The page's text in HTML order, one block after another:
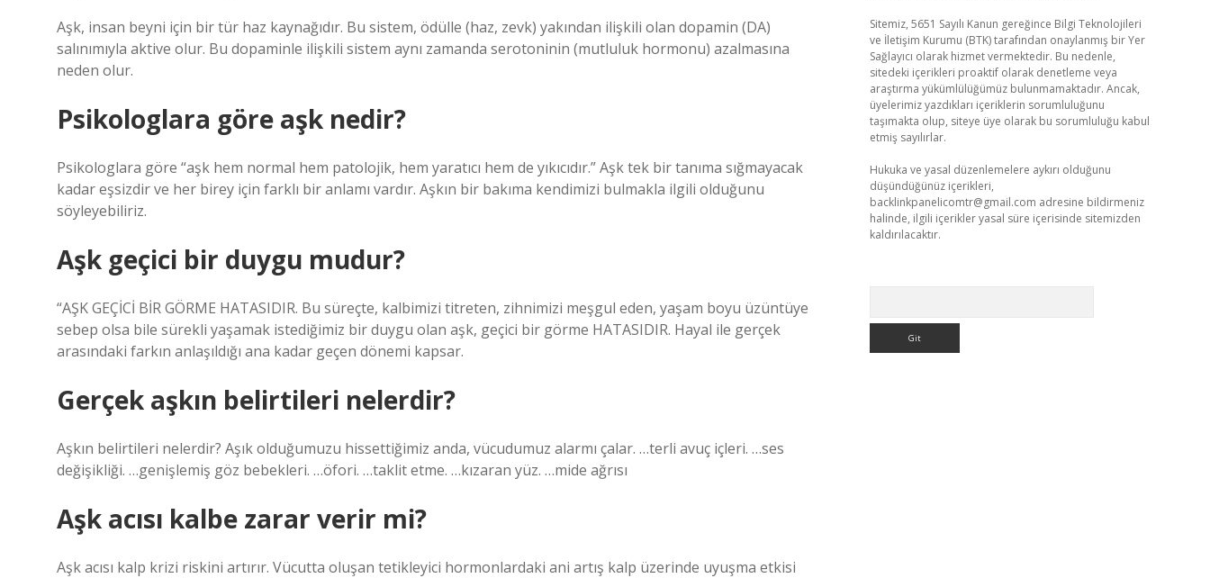
Aşk, insan beyni için bir tür haz kaynağıdır. Bu sistem, ödülle (haz, zevk) yakından ilişkili olan dopamin (DA)
salınımıyla aktive olur. Bu dopaminle ilişkili sistem aynı zamanda serotoninin (mutluluk hormonu) azalmasına
neden olur.
Psikologlara göre aşk nedir?
Psikologlara göre “aşk hem normal hem patolojik, hem yaratıcı hem de yıkıcıdır.” Aşk tek bir tanıma sığmayacak
kadar eşsizdir ve her birey için farklı bir anlamı vardır. Aşkın bir bakıma kendimizi bulmakla ilgili olduğunu
söyleyebiliriz.
Aşk geçici bir duygu mudur?
“AŞK GEÇİCİ BİR GÖRME HATASIDIR. Bu süreçte, kalbimizi titreten, zihnimizi meşgul eden, yaşam boyu üzüntüye
sebep olsa bile sürekli yaşamak istediğimiz bir duygu olan aşk, geçici bir görme HATASIDIR. Hayal ile gerçek
arasındaki farkın anlaşıldığı ana kadar geçen dönemi kapsar.
Gerçek aşkın belirtileri nelerdir?
Aşkın belirtileri nelerdir? Aşık olduğumuzu hissettiğimiz anda, vücudumuz alarmı çalar. …terli avuç içleri. …ses
değişikliği. …genişlemiş göz bebekleri. …öfori. …taklit etme. …kızaran yüz. …mide ağrısı
Aşk acısı kalbe zarar verir mi?
Aşk acısı kalp krizi riskini artırır. Vücutta oluşan tetikleyici hormonlardaki ani artış kalp üzerinde uyuşma etkisi
Sitemiz, 5651 Sayılı Kanun gereğince Bilgi Teknolojileri
ve İletişim Kurumu (BTK) tarafından onaylanmış bir Yer
Sağlayıcı olarak hizmet vermektedir. Bu nedenle,
sitedeki içerikleri proaktif olarak denetleme veya
araştırma yükümlülüğümüz bulunmamaktadır. Ancak,
üyelerimiz yazdıkları içeriklerin sorumluluğunu
taşımakta olup, siteye üye olarak bu sorumluluğu kabul
etmiş sayılırlar.
Hukuka ve yasal düzenlemelere aykırı olduğunu
düşündüğünüz içerikleri,
backlinkpanelicomtr@gmail.com adresine bildirmeniz
halinde, ilgili içerikler yasal süre içerisinde sitemizden
kaldırılacaktır.